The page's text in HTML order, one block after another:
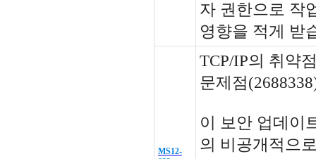
자 권한으로 작
영향을 적게 받
MS12-
TCP/IP의 취약
문제점
이 보안 업데이
의 비공개적으